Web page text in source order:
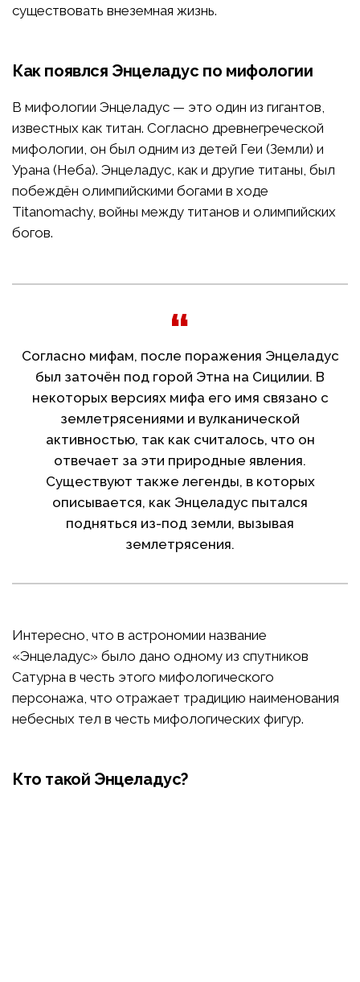
существовать внеземная жизнь.
Как появлся Энцеладус по мифологии
В мифологии Энцеладус — это один из гигантов,
известных как титан. Согласно древнегреческой
мифологии, он был одним из детей Геи (Земли) и
Урана (Неба). Энцеладус, как и другие титаны, был
побеждён олимпийскими богами в ходе
Titanomachy, войны между титанов и олимпийских
богов.
Согласно мифам, после поражения Энцеладус
был заточён под горой Этна на Сицилии. В
некоторых версиях мифа его имя связано с
землетрясениями и вулканической
активностью, так как считалось, что он
отвечает за эти природные явления.
Существуют также легенды, в которых
описывается, как Энцеладус пытался
подняться из-под земли, вызывая
землетрясения.
Интересно, что в астрономии название
«Энцеладус» было дано одному из спутников
Сатурна в честь этого мифологического
персонажа, что отражает традицию наименования
небесных тел в честь мифологических фигур.
Кто такой Энцеладус?